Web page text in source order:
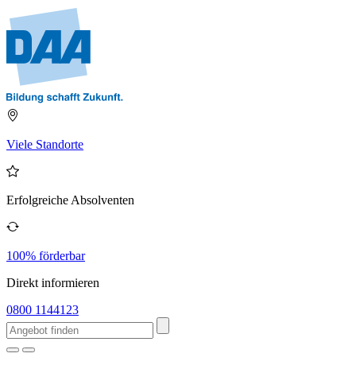
Viele Standorte
Erfolgreiche Absolventen
100% förderbar
Direkt informieren
0800 1144123